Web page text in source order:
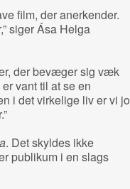
film, der anerkender.
siger Ása Helga
der bevæger sig væk
vant til at se en
i det virkelige liv er vi jo
. Det skyldes ikke
publikum i en slags